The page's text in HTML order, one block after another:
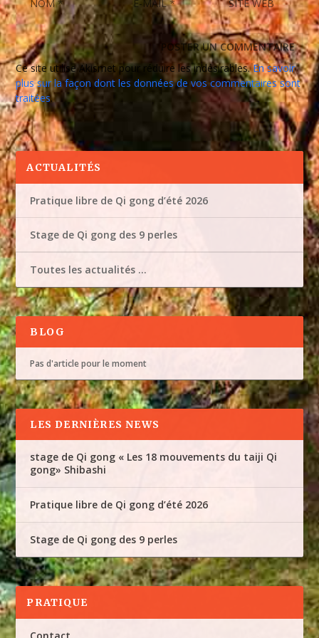
Ce site utilise Akismet pour réduire les indésirables.En savoir
plus sur la façon dont les données de vos commentaires sont
traitées.
ACTUALITÉS
Pratique libre de Qi gong d’été 2026
Stage de Qi gong des 9 perles
Toutes les actualités …
BLOG
Pas d'article pour le moment
LES DERNIÈRES NEWS
stage de Qi gong « Les 18 mouvements du taiji Qi
gong» Shibashi
Pratique libre de Qi gong d’été 2026
Stage de Qi gong des 9 perles
PRATIQUE